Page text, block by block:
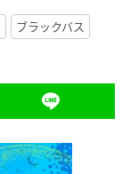
ブラックバス